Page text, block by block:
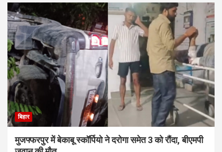
बिहार
मुजफ्फरपुर में बेकाबू स्कॉर्पियो ने दरोगा समेत 3 को रौंदा, बीएमपी